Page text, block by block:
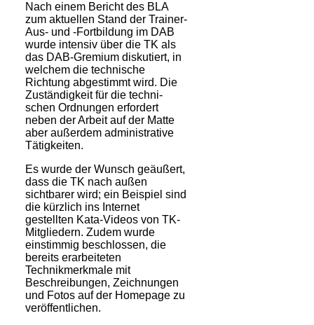
Nach einem Bericht des BLA
zum aktuellen Stand der Trainer-
Aus- und -Fortbildung im DAB
wurde intensiv über die TK als
das DAB-Gremium diskutiert, in
welchem die technische
Richtung abgestimmt wird. Die
Zuständigkeit für die techni­
schen Ordnungen erfordert
neben der Arbeit auf der Matte
aber außerdem administrative
Tätigkeiten.
Es wurde der Wunsch geäußert,
dass die TK nach außen
sichtbarer wird; ein Beispiel sind
die kürzlich ins Internet
gestellten Kata-Videos von TK-
Mitgliedern. Zudem wurde
einstimmig beschlossen, die
bereits erarbeiteten
Technikmerkmale mit
Beschreibungen, Zeichnungen
und Fotos auf der Home­page zu
veröffentlichen.